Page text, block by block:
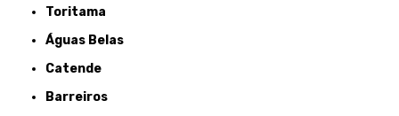
Toritama
Águas Belas
Catende
Barreiros